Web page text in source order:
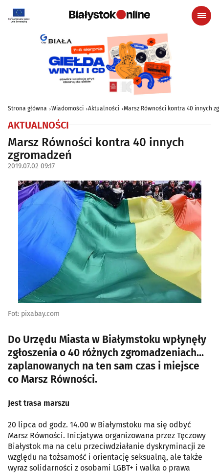
Strona główna Wiadomości Aktualności Marsz Równości kontra 40 innych
AKTUALNOŚCI
Marsz Równości kontra 40 innych
zgromadzeń
2019.07.02 09:17
Fot: pixabay.com
Do Urzędu Miasta w Białymstoku wpłynęły
zgłoszenia o 40 różnych zgromadzeniach...
zaplanowanych na ten sam czas i miejsce
co Marsz Równości.
Jest trasa marszu
20 lipca od godz. 14.00 w Białymstoku ma się odbyć
Marsz Równości. Inicjatywa organizowana przez Tęczowy
Białystok ma na celu przeciwdziałanie dyskryminacji ze
względu na tożsamość i orientację seksualną, ale także
wyraz solidarności z osobami LGBT+ i walka o prawa